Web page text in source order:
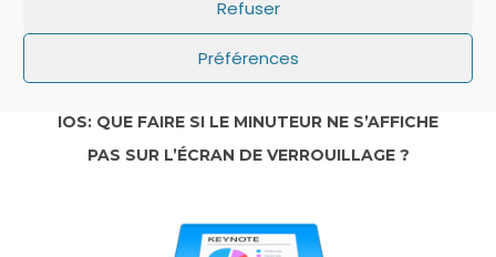
Refuser
Préférences
IOS: QUE FAIRE SI LE MINUTEUR NE S’AFFICHE
PAS SUR L’ÉCRAN DE VERROUILLAGE ?